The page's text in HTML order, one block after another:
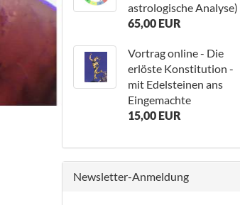
astrologische Analyse)
65,00 EUR
Vortrag online - Die
erlöste Konstitution -
mit Edelsteinen ans
Eingemachte
15,00 EUR
Newsletter-Anmeldung